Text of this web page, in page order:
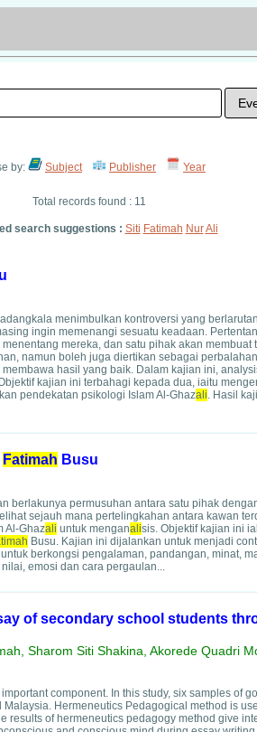
by: Subject Publisher Year
Total records found : 11
search suggestions : Siti Fatimah NurAli
menimbulkan kontroversi yang
ingin memenangi sesuatu keadaan.
mereka, dan satu pihak akan membuat
namun boleh juga diertikan sebagai
hasil yang baik. Dalam kajian ini,
kajian ini terbahagi kepada dua, iaitu
pendekatan psikologi Islam Al-Ghazali. Hasil
Fatimah Busu
berlakunya permusuhan antara satu pihak
sejauh mana pertelingkahan antara kawan
Al-Ghazali untuk menganalisis. Objektif kajian ini
Busu. Kajian ini dijalankan untuk menjadi
berkongsi pengalaman, pandangan, minat,
emosi dan cara pergaulan...
of secondary school students
Sharom Siti Shakina, Akorede Quadri
component. In this study, six samples of
Hermeneutics Pedagogical method is
results of hermeneutics pedagogy method give